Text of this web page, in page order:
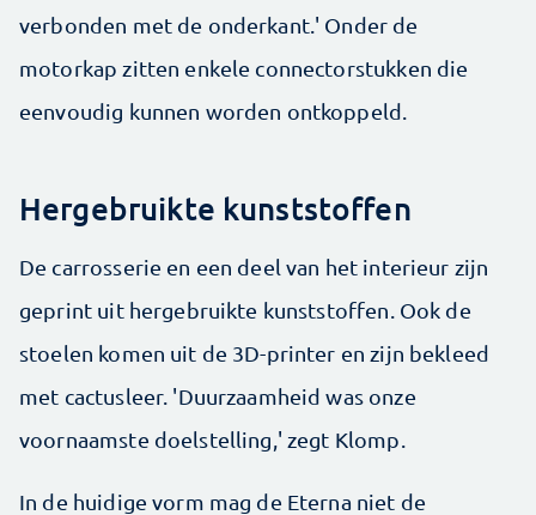
verbonden met de onderkant.' Onder de
motorkap zitten enkele connectorstukken die
eenvoudig kunnen worden ontkoppeld.
Hergebruikte kunststoffen
De carrosserie en een deel van het interieur zijn
geprint uit hergebruikte kunststoffen. Ook de
stoelen komen uit de 3D-printer en zijn bekleed
met cactusleer. 'Duurzaamheid was onze
voornaamste doelstelling,' zegt Klomp.
In de huidige vorm mag de Eterna niet de